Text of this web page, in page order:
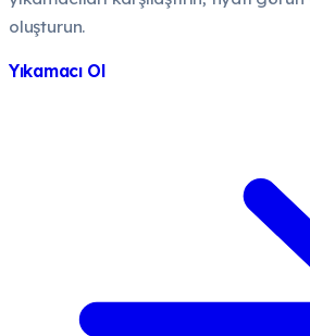
oluşturun.
Yıkamacı Ol